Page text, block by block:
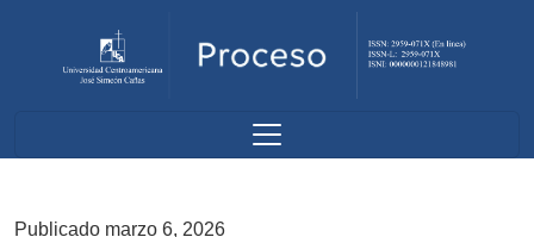
Publicado marzo 6, 2026